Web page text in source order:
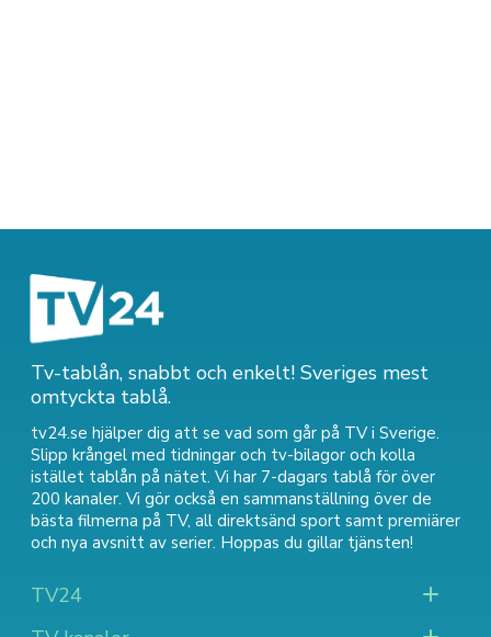
Tv-tablån, snabbt och enkelt! Sveriges mest
omtyckta tablå.
tv24.se hjälper dig att se vad som går på TV i Sverige.
Slipp krångel med tidningar och tv-bilagor och kolla
istället tablån på nätet. Vi har 7-dagars tablå för över
200 kanaler. Vi gör också en sammanställning över de
bästa filmerna på TV, all direktsänd sport samt premiärer
och nya avsnitt av serier. Hoppas du gillar tjänsten!
TV24